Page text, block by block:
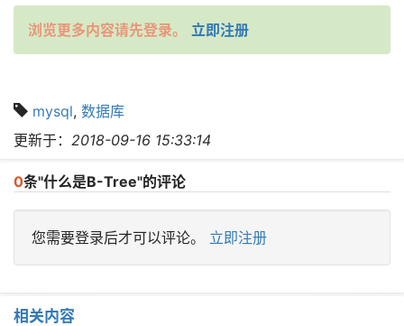
浏览更多内容请先登录。 立即注册
mysql, 数据库
更新于： 2018-09-16 15:33:14
0条"什么是B-Tree"的评论
您需要登录后才可以评论。 立即注册
相关内容